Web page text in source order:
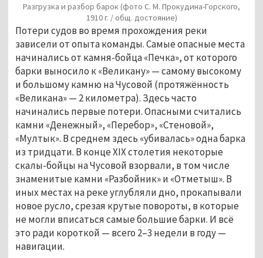
Разгрузка и разбор барок (фото С. М. Прокудина-Горского,
1910 г. / общ. достояние)
Потери судов во время прохождения реки
зависели от опыта команды. Самые опасные места
начинались от камня-бойца «Печка», от которого
барки выносило к «Великану» — самому высокому
и большому камню на Чусовой (протяжённость
«Великана» — 2 километра). Здесь часто
начинались первые потери. Опасными считались
камни «Денежный», «Перебор», «Стеновой»,
«Мултык». В среднем здесь «убивалась» одна барка
из тридцати. В конце XIX столетия некоторые
скалы-бойцы на Чусовой взорвали, в том числе
знаменитые камни «Разбойник» и «Отметыш». В
иных местах на реке углубляли дно, прокапывали
новое русло, срезая крутые повороты, в которые
не могли вписаться самые большие барки. И всё
это ради короткой — всего 2–3 недели в году —
навигации.